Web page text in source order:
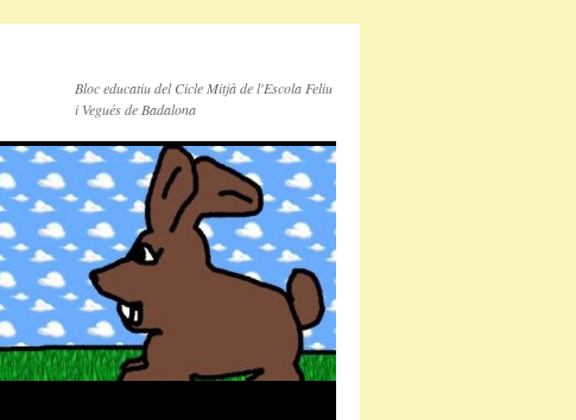
Bloc educatiu del Cicle Mitjà de l'Escola Feliu
i Vegués de Badalona